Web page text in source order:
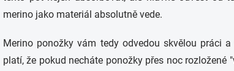
merino jako materiál absolutně vede.
Merino ponožky vám tedy odvedou skvělou práci
platí, že pokud necháte ponožky přes noc